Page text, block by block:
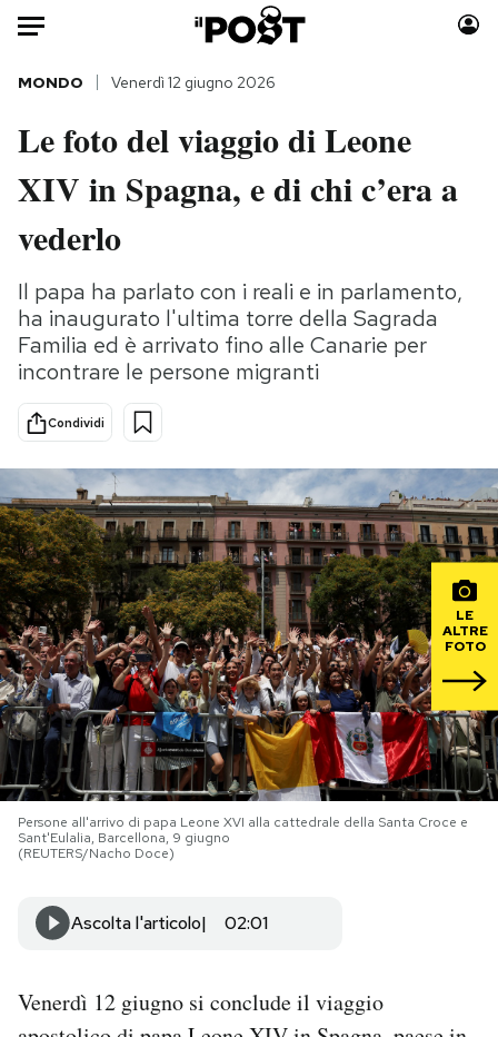
Auto
HOME
Italia
Politica
Tecnologia
Internet
Scienza
Cultura
Economia
Sport
Moda
Storie/Idee
Ok Boomer!
Media
Europa
PODCAST
NEWSLETTER
I MIEI PREFERITI
SHOP
CALENDARIO
AREA PERSONALE
Notifiche mobile
MONDO Venerdì 12 giugno 2026
Le foto del viaggio di Leone
XIV in Spagna, e di chi c’era a
vederlo
Il papa ha parlato con i reali e in parlamento,
ha inaugurato l'ultima torre della Sagrada
Familia ed è arrivato fino alle Canarie per
incontrare le persone migranti
Condividi
LE
ALTRE
FOTO
Persone all'arrivo di papa Leone XVI alla cattedrale della Santa Croce e
Sant'Eulalia, Barcellona, 9 giugno
(REUTERS/Nacho Doce)
Ascolta l'articolo 02:01
Venerdì 12 giugno si conclude il viaggio